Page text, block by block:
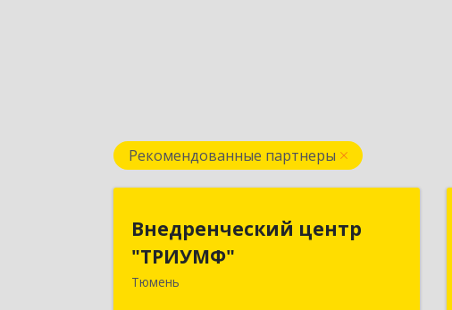
Рекомендованные партнеры
Внедренческий центр
"ТРИУМФ"
Тюмень
Внедренческий центр
"ТРИУМФ"
625003, Тюменская обл, Тюмень г,